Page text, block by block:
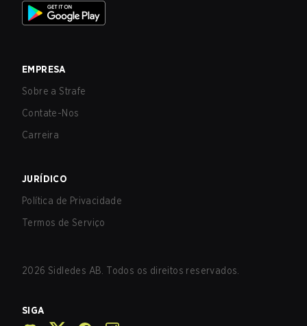
EMPRESA
Sobre a Strafe
Contate-Nos
Carreira
JURÍDICO
Política de Privacidade
Termos de Serviço
2026 Sidledes AB. Todos os direitos reservados.
SIGA